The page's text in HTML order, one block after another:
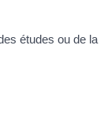
études ou de la